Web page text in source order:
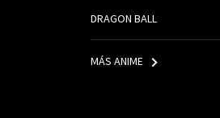
DRAGON BALL
MÁS ANIME